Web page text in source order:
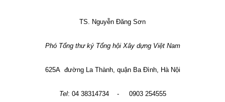
TS. Nguyễn Đăng Sơn
Phó Tổng thư ký Tổng hội Xây dựng Việt Nam
625A đường La Thành, quận Ba Đình, Hà Nội
Tel: 04 38314734 - 0903 254555